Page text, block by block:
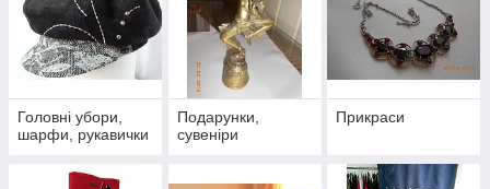
Головні убори,
шарфи, рукавички
Подарунки,
сувеніри
Прикраси